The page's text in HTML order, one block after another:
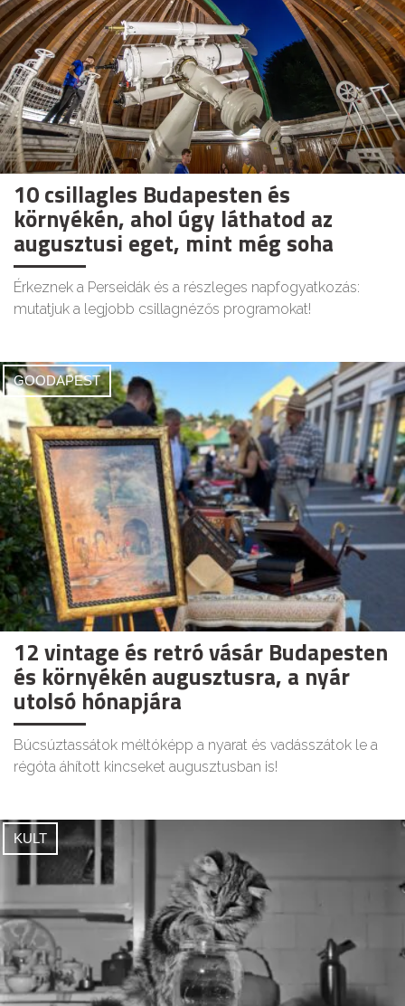
10 csillagles Budapesten és
környékén, ahol úgy láthatod az
augusztusi eget, mint még soha
Érkeznek a Perseidák és a részleges napfogyatkozás:
mutatjuk a legjobb csillagnézős programokat!
GOODAPEST
12 vintage és retró vásár Budapesten
és környékén augusztusra, a nyár
utolsó hónapjára
Búcsúztassátok méltóképp a nyarat és vadásszátok le a
régóta áhított kincseket augusztusban is!
KULT